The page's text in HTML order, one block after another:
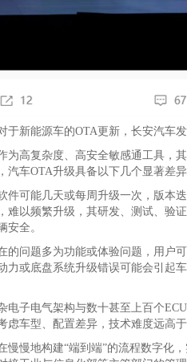
新能源车的OTA更新，长安汽车发
高复杂度、高安全敏感通工具，
汽车OTA升级具备以下几个显著差异
可能几天或每周升级一次，版本
难以频繁升级，其研发、测试、验
安全。
问题多为功能或体验问题，用户
力或底盘系统升级错误可能会引起
子电气架构与数十甚至上百个
虑车型、配置差异，技术难度远高
慢地构建“端到端”的流程数字化